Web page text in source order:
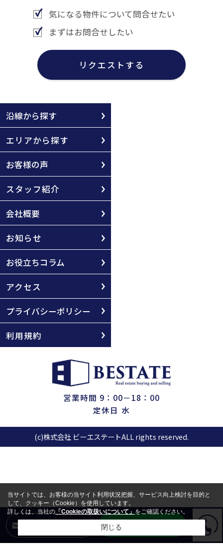
気になる物件について問合せたい
まずはお問合せしたい
リクエストする
沿線から探す
エリアから探す
お客様の声
スタッフ紹介
会社概要
お知らせ
お役立ちコラム
アクセス
プライバシーポリシー
利用規約
営業時間 9：00－18：00
定休日 水
(c)株式会社 ビーエステートALL rights reserved.
LINEからお問合せ
当サイトでは、お客様の当サイト利用状況把握、サービス向上検討を目的と
して、クッキー（Cookie）を使用しています。
詳しくは、当社の「Cookieの取扱いについて」をご確認ください。
閉じる